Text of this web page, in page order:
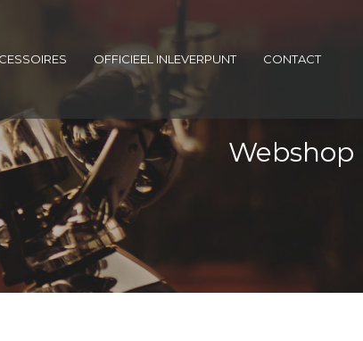
OFFICIEEL INLEVERPUNT CONTACT
Webshop